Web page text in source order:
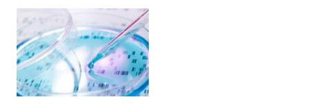
治療に要
する期間
約2ヵ月
（要入院
／培養期
2を20回行なって１セットとし、これを3
セットを目標に行います。
太ももとお尻の筋肉のストレッチ